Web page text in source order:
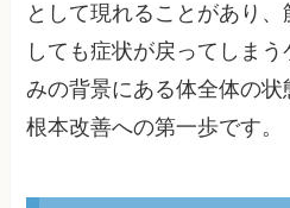
として現れることがあり
しても症状が戻ってしま
みの背景にある体全体の状
根本改善への第一歩です。